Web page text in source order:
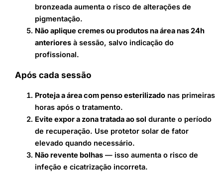
bronzeada aumenta o risco de alterações de
pigmentação.
Não aplique cremes ou produtos na área nas 24h
anteriores à sessão, salvo indicação do
profissional.
Após cada sessão
Proteja a área com penso esterilizado nas primeiras
horas após o tratamento.
Evite expor a zona tratada ao sol durante o período
de recuperação. Use protetor solar de fator
elevado quando necessário.
Não revente bolhas — isso aumenta o risco de
infeção e cicatrização incorreta.